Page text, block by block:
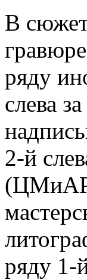
В
ряду
слева
2-й
ряду 1-